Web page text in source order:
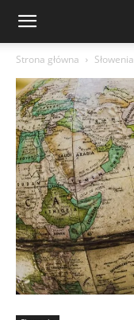
Strona główna Słowenia